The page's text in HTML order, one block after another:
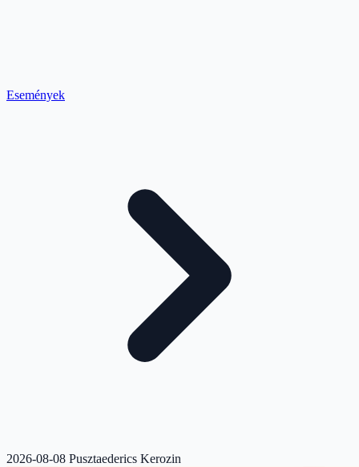
Események
2026-08-08 Pusztaederics Kerozin